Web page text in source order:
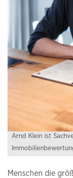
Arnd Klein ist
Menschen die